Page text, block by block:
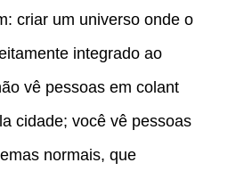
criar um universo onde o
integrado ao
vê pessoas em colant
cidade; você vê pessoas
normais, que